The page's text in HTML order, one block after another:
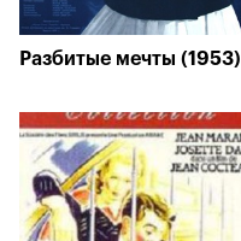
Разбитые мечты (1953)